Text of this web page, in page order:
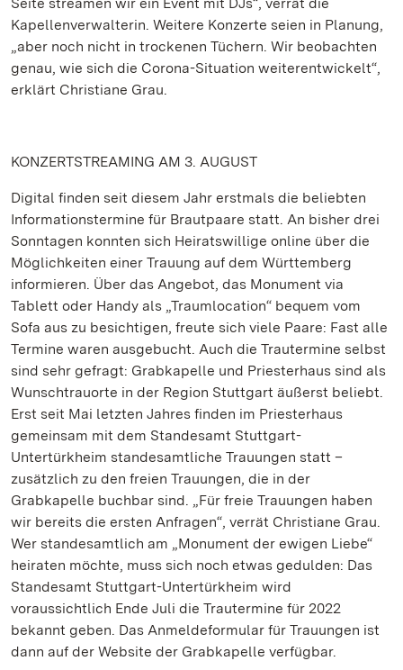
Kapellenverwalterin. Weitere Konzerte seien in Planung,
„aber noch nicht in trockenen Tüchern. Wir beobachten
genau, wie sich die Corona-Situation weiterentwickelt“,
erklärt Christiane Grau.
KONZERTSTREAMING AM 3. AUGUST
Digital finden seit diesem Jahr erstmals die beliebten
Informationstermine für Brautpaare statt. An bisher drei
Sonntagen konnten sich Heiratswillige online über die
Möglichkeiten einer Trauung auf dem Württemberg
informieren. Über das Angebot, das Monument via
Tablett oder Handy als „Traumlocation“ bequem vom
Sofa aus zu besichtigen, freute sich viele Paare: Fast alle
Termine waren ausgebucht. Auch die Trautermine selbst
sind sehr gefragt: Grabkapelle und Priesterhaus sind als
Wunschtrauorte in der Region Stuttgart äußerst beliebt.
Erst seit Mai letzten Jahres finden im Priesterhaus
gemeinsam mit dem Standesamt Stuttgart-
Untertürkheim standesamtliche Trauungen statt –
zusätzlich zu den freien Trauungen, die in der
Grabkapelle buchbar sind. „Für freie Trauungen haben
wir bereits die ersten Anfragen“, verrät Christiane Grau.
Wer standesamtlich am „Monument der ewigen Liebe“
heiraten möchte, muss sich noch etwas gedulden: Das
Standesamt Stuttgart-Untertürkheim wird
voraussichtlich Ende Juli die Trautermine für 2022
bekannt geben. Das Anmeldeformular für Trauungen ist
dann auf der Website der Grabkapelle verfügbar.